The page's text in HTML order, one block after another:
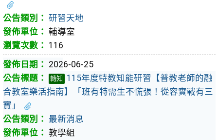
研習天地
輔導室
116
2026-06-25
轉知
115年度特教知能研習【普教老師的融
合教室樂活指南】「班有特需生不慌張！從容實戰有三
寶」
最新消息
教學組